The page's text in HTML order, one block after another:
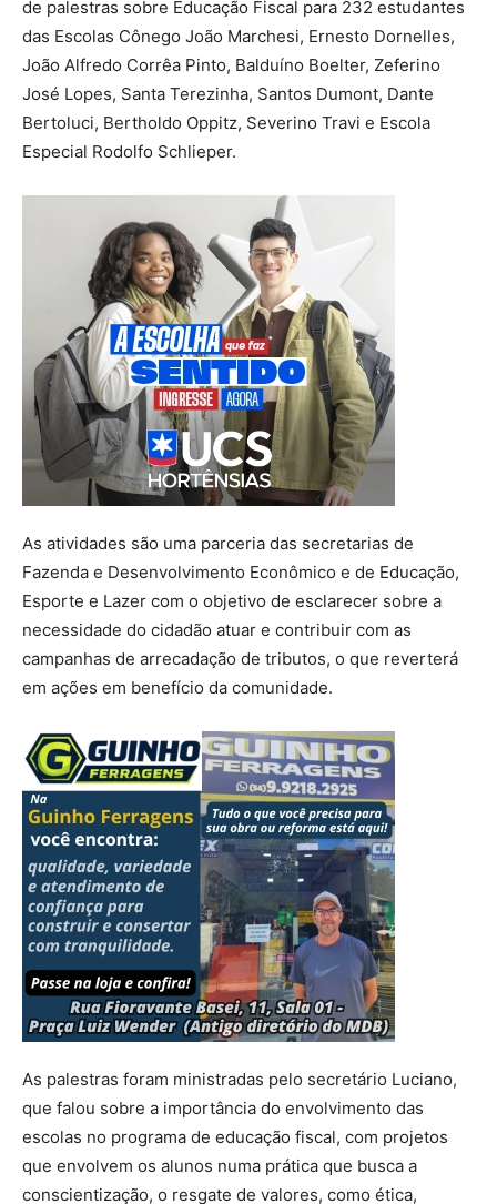
de palestras sobre Educação Fiscal para 232 estudantes
das Escolas Cônego João Marchesi, Ernesto Dornelles,
João Alfredo Corrêa Pinto, Balduíno Boelter, Zeferino
José Lopes, Santa Terezinha, Santos Dumont, Dante
Bertoluci, Bertholdo Oppitz, Severino Travi e Escola
Especial Rodolfo Schlieper.
As atividades são uma parceria das secretarias de
Fazenda e Desenvolvimento Econômico e de Educação,
Esporte e Lazer com o objetivo de esclarecer sobre a
necessidade do cidadão atuar e contribuir com as
campanhas de arrecadação de tributos, o que reverterá
em ações em benefício da comunidade.
As palestras foram ministradas pelo secretário Luciano,
que falou sobre a importância do envolvimento das
escolas no programa de educação fiscal, com projetos
que envolvem os alunos numa prática que busca a
conscientização, o resgate de valores, como ética,